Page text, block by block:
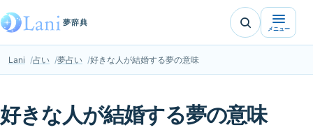
夢辞典
メニュー
Lani 占い 夢占い 好きな人が結婚する夢の意味
好きな人が結婚する夢の意味